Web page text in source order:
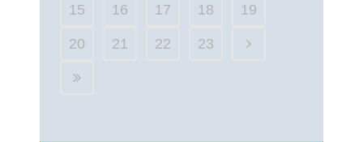
15 16 17 18 19
20 21 22 23